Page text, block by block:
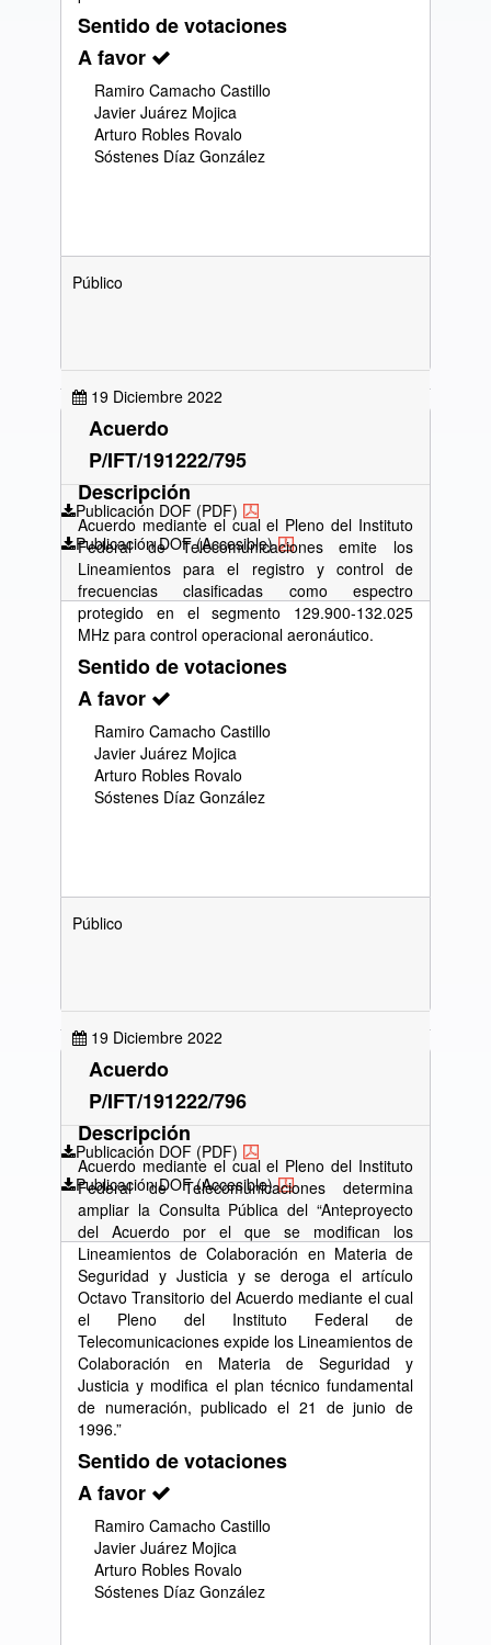
Sentido de votaciones
A favor
Ramiro Camacho Castillo
Javier Juárez Mojica
Arturo Robles Rovalo
Sóstenes Díaz González
Público
19 Diciembre 2022
Publicación DOF (PDF)
Publicación DOF (Accesible)
Acuerdo
P/IFT/191222/795
Descripción
Acuerdo mediante el cual el Pleno del Instituto
Federal de Telecomunicaciones emite los
Lineamientos para el registro y control de
frecuencias clasificadas como espectro
protegido en el segmento 129.900-132.025
MHz para control operacional aeronáutico.
Sentido de votaciones
A favor
Ramiro Camacho Castillo
Javier Juárez Mojica
Arturo Robles Rovalo
Sóstenes Díaz González
Público
19 Diciembre 2022
Publicación DOF (PDF)
Publicación DOF (Accesible)
Acuerdo
P/IFT/191222/796
Descripción
Acuerdo mediante el cual el Pleno del Instituto
Federal de Telecomunicaciones determina
ampliar la Consulta Pública del “Anteproyecto
del Acuerdo por el que se modifican los
Lineamientos de Colaboración en Materia de
Seguridad y Justicia y se deroga el artículo
Octavo Transitorio del Acuerdo mediante el cual
el Pleno del Instituto Federal de
Telecomunicaciones expide los Lineamientos de
Colaboración en Materia de Seguridad y
Justicia y modifica el plan técnico fundamental
de numeración, publicado el 21 de junio de
1996.”
Sentido de votaciones
A favor
Ramiro Camacho Castillo
Javier Juárez Mojica
Arturo Robles Rovalo
Sóstenes Díaz González